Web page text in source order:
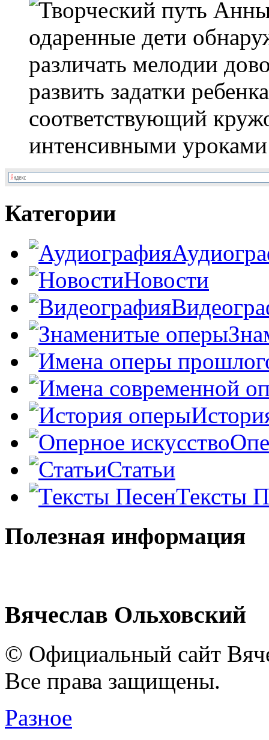
одаренные дети
различать мелодии
развить задатки
соответствующий
интенсивными уроками
Категории
Новости
Статьи
Тексты
Полезная информация
Вячеслав Ольховский
© Официальный сайт
Все права защищены.
Разное